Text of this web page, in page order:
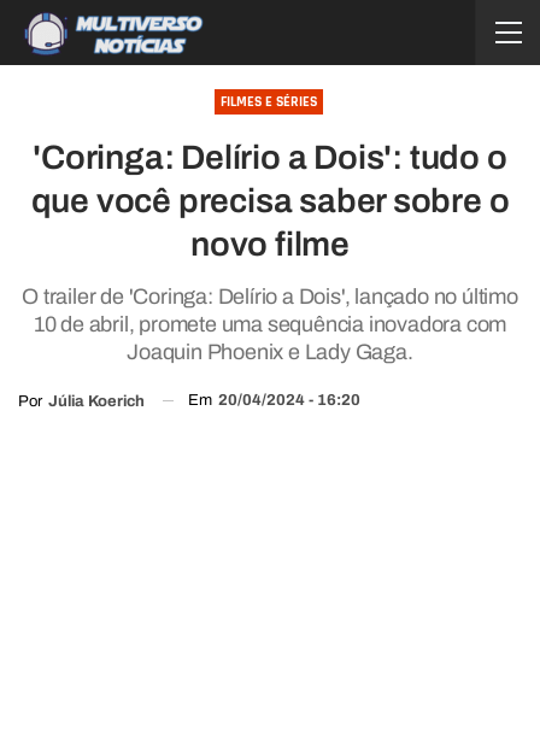
FILMES E SÉRIES
'Coringa: Delírio a Dois': tudo o
que você precisa saber sobre o
novo filme
O trailer de 'Coringa: Delírio a Dois', lançado no último
10 de abril, promete uma sequência inovadora com
Joaquin Phoenix e Lady Gaga.
Por Júlia Koerich Em 20/04/2024 - 16:20